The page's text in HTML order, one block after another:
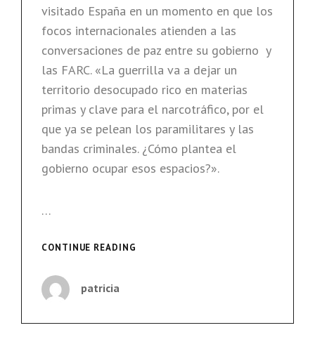
visitado España en un momento en que los
focos internacionales atienden a las
conversaciones de paz entre su gobierno y
las FARC. «La guerrilla va a dejar un
territorio desocupado rico en materias
primas y clave para el narcotráfico, por el
que ya se pelean los paramilitares y las
bandas criminales. ¿Cómo plantea el
gobierno ocupar esos espacios?».
…
CONTINUE READING
GOBIERNO,
patricia